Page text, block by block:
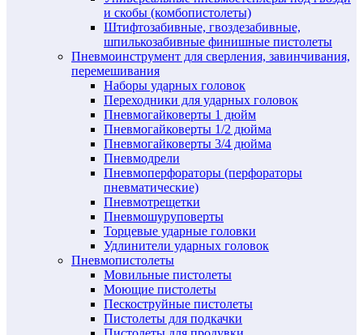
и скобы (комбопистолеты)
Штифтозабивные, гвоздезабивные,
шпилькозабивные финишные пистолеты
Пневмоинструмент для сверления, завинчивания,
перемешивания
Наборы ударных головок
Переходники для ударных головок
Пневмогайковерты 1 дюйм
Пневмогайковерты 1/2 дюйма
Пневмогайковерты 3/4 дюйма
Пневмодрели
Пневмоперфораторы (перфораторы
пневматические)
Пневмотрещетки
Пневмошуруповерты
Торцевые ударные головки
Удлинители ударных головок
Пневмопистолеты
Мовильные пистолеты
Моющие пистолеты
Пескоструйные пистолеты
Пистолеты для подкачки